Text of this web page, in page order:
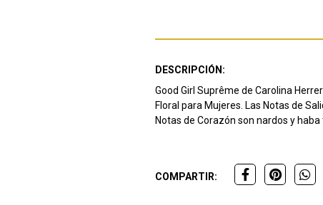
DESCRIPCIÓN:
Good Girl Suprême de Carolina
Floral para Mujeres. Las Notas de
Notas de Corazón son nardos y
COMPARTIR: